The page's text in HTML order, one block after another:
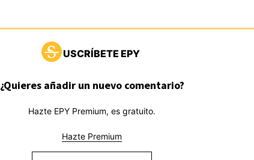
USCRÍBETE EPY
¿Quieres añadir un nuevo comentario?
Hazte EPY Premium, es gratuito.
Hazte Premium